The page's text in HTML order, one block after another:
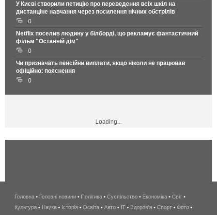
У Києві створили петицію про переведення всіх шкіл на
дистанціне навчання через посилення нічних обстрілів
0
Netflix поселив людину у білборді, що рекламує фантастичний
фільм "Останній дім"
0
Чи призначать пенсійни виплати, якщо ніколи не працював
офіційно: пояснення
0
Loading...
беспроводной
интернет
Головна • Головні новини • Політика • Суспільство • Економіка • Світ •
Культура • Наука • Історія • Освіта • Авто • IT • Здоров'я • Спорт • Фото •